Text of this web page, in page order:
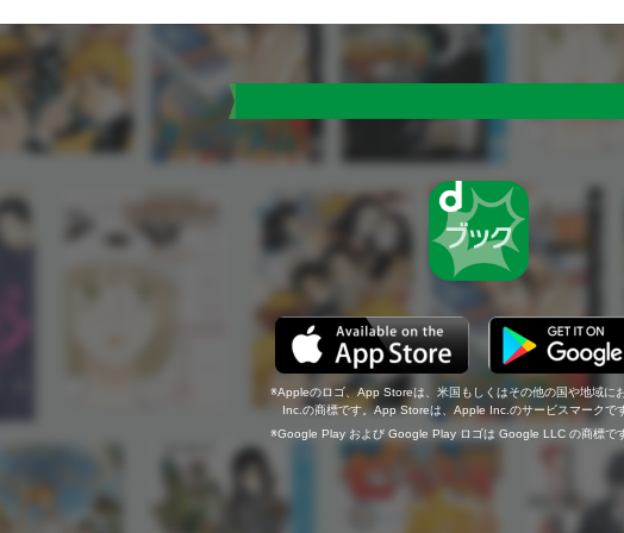
Appleのロゴ、App Storeは、米国もしくはその他の国や地域に
Inc.の商標です。App Storeは、Apple Inc.のサービスマークです
Google Play および Google Play ロゴは Google LLC の商標です